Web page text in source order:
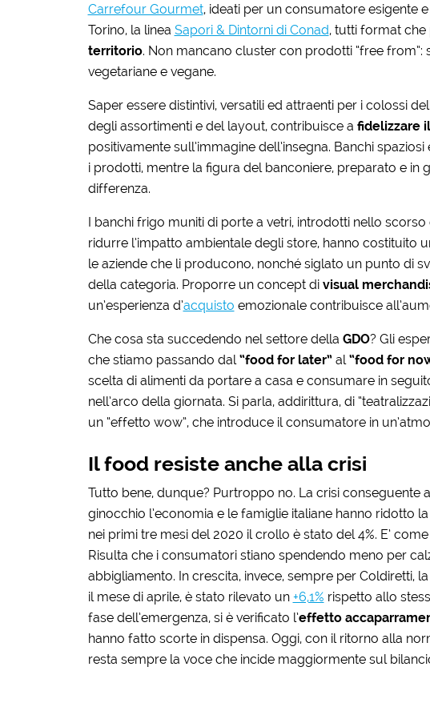
Carrefour Gourmet, ideati per un consumatore esigente
Torino, la linea Sapori & Dintorni di Conad, tutti format
territorio. Non mancano cluster con prodotti “free from”:
vegetariane e vegane.
Saper essere distintivi, versatili ed attraenti per i colossi
degli assortimenti e del layout, contribuisce a fidelizzare
positivamente sull’immagine dell’insegna. Banchi
i prodotti, mentre la figura del banconiere, preparato e in
differenza.
I banchi frigo muniti di porte a vetri, introdotti nello
ridurre l’impatto ambientale degli store, hanno costituito
le aziende che li producono, nonché siglato un punto di
della categoria. Proporre un concept di visual
un’esperienza d’acquisto emozionale contribuisce
Che cosa sta succedendo nel settore della GDO? Gli
che stiamo passando dal “food for later”al “food for
scelta di alimenti da portare a casa e consumare in
nell’arco della giornata. Si parla, addirittura, di
un “effetto wow”, che introduce il consumatore in
Il food resiste anche alla crisi
Tutto bene, dunque? Purtroppo no. La crisi conseguente
ginocchio l’economia e le famiglie italiane hanno ridotto
nei primi tre mesi del 2020 il crollo è stato del 4%. E’
Risulta che i consumatori stiano spendendo meno per
abbigliamento. In crescita, invece, sempre per Coldiretti,
il mese di aprile, è stato rilevato un +6,1% rispetto allo
fase dell’emergenza, si è verificato l’effetto
hanno fatto scorte in dispensa. Oggi, con il ritorno alla
resta sempre la voce che incide maggiormente sul